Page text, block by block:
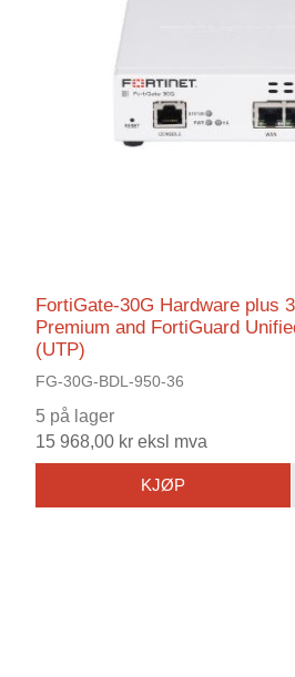
FortiGate-30G Hardware plus
Premium and FortiGuard
(UTP)
FG-30G-BDL-950-36
5 på lager
15 968,00 kr eksl mva
KJØP